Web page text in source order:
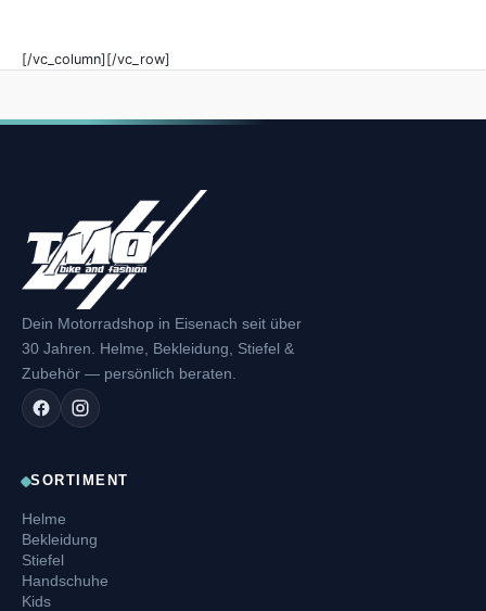
[/vc_column][/vc_row]
Dein Motorradshop in Eisenach seit über
30 Jahren. Helme, Bekleidung, Stiefel &
Zubehör — persönlich beraten.
SORTIMENT
Helme
Bekleidung
Stiefel
Handschuhe
Kids